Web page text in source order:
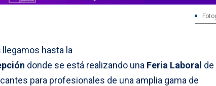
llegamos hasta la
donde se está realizando una Feria Laboral de
para profesionales de una amplia gama de